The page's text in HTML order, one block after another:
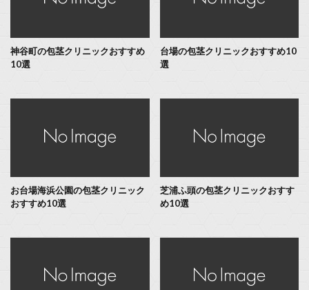
神谷町の包茎クリニックおすすめ
10選
台場の包茎クリニックおすすめ10
選
お台場海浜公園の包茎クリニック
おすすめ10選
芝浦ふ頭の包茎クリニックおすす
め10選